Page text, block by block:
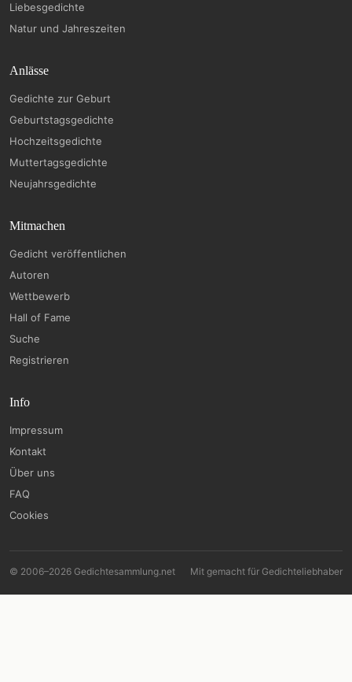
Liebesgedichte
Natur und Jahreszeiten
Anlässe
Gedichte zur Geburt
Geburtstagsgedichte
Hochzeitsgedichte
Muttertagsgedichte
Neujahrsgedichte
Mitmachen
Gedicht veröffentlichen
Autoren
Wettbewerb
Hall of Fame
Suche
Registrieren
Info
Impressum
Kontakt
Über uns
FAQ
Cookies
© 2006–2026 Gedichtesammlung.net Mit gemacht für Gedichteliebhaber